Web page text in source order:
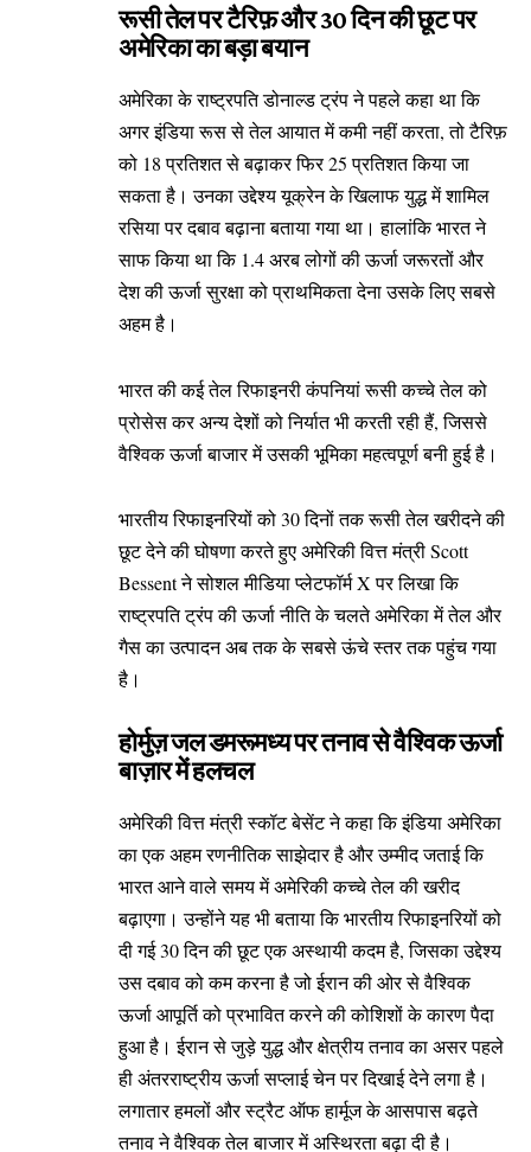
रूसी तेल पर टैरिफ़ और 30 दिन की छूट पर
अमेरिका का बड़ा बयान
अमेरिका के राष्ट्रपति डोनाल्ड ट्रंप ने पहले कहा था कि
अगर इंडिया रूस से तेल आयात में कमी नहीं करता, तो टैरिफ़
को 18 प्रतिशत से बढ़ाकर फिर 25 प्रतिशत किया जा
सकता है। उनका उद्देश्य यूक्रेन के खिलाफ युद्ध में शामिल
रसिया पर दबाव बढ़ाना बताया गया था। हालांकि भारत ने
साफ किया था कि 1.4 अरब लोगों की ऊर्जा जरूरतों और
देश की ऊर्जा सुरक्षा को प्राथमिकता देना उसके लिए सबसे
अहम है।
भारत की कई तेल रिफाइनरी कंपनियां रूसी कच्चे तेल को
प्रोसेस कर अन्य देशों को निर्यात भी करती रही हैं, जिससे
वैश्विक ऊर्जा बाजार में उसकी भूमिका महत्वपूर्ण बनी हुई है।
भारतीय रिफाइनरियों को 30 दिनों तक रूसी तेल खरीदने की
छूट देने की घोषणा करते हुए अमेरिकी वित्त मंत्री Scott
Bessent ने सोशल मीडिया प्लेटफॉर्म X पर लिखा कि
राष्ट्रपति ट्रंप की ऊर्जा नीति के चलते अमेरिका में तेल और
गैस का उत्पादन अब तक के सबसे ऊंचे स्तर तक पहुंच गया
है।
होर्मुज़ जल डमरूमध्य पर तनाव से वैश्विक ऊर्जा
बाज़ार में हलचल
अमेरिकी वित्त मंत्री स्कॉट बेसेंट ने कहा कि इंडिया अमेरिका
का एक अहम रणनीतिक साझेदार है और उम्मीद जताई कि
भारत आने वाले समय में अमेरिकी कच्चे तेल की खरीद
बढ़ाएगा। उन्होंने यह भी बताया कि भारतीय रिफाइनरियों को
दी गई 30 दिन की छूट एक अस्थायी कदम है, जिसका उद्देश्य
उस दबाव को कम करना है जो ईरान की ओर से वैश्विक
ऊर्जा आपूर्ति को प्रभावित करने की कोशिशों के कारण पैदा
हुआ है। ईरान से जुड़े युद्ध और क्षेत्रीय तनाव का असर पहले
ही अंतरराष्ट्रीय ऊर्जा सप्लाई चेन पर दिखाई देने लगा है।
लगातार हमलों और स्ट्रैट ऑफ हार्मूज के आसपास बढ़ते
तनाव ने वैश्विक तेल बाजार में अस्थिरता बढ़ा दी है।